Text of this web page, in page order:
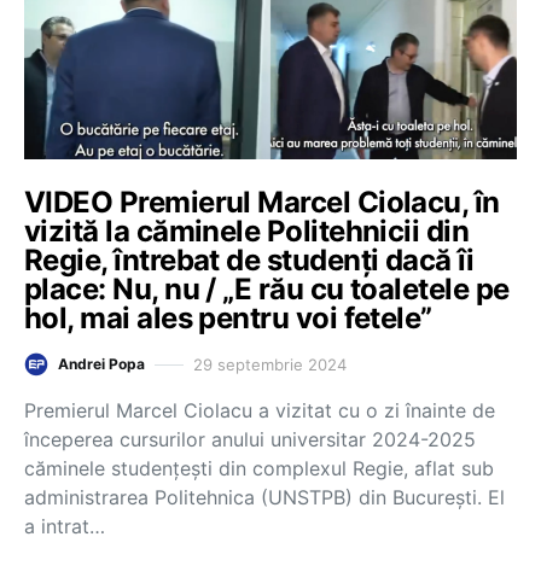
VIDEO Premierul Marcel Ciolacu, în
vizită la căminele Politehnicii din
Regie, întrebat de studenți dacă îi
place: Nu, nu / „E rău cu toaletele pe
hol, mai ales pentru voi fetele”
Andrei Popa 29 septembrie 2024
Premierul Marcel Ciolacu a vizitat cu o zi înainte de
începerea cursurilor anului universitar 2024-2025
căminele studențești din complexul Regie, aflat sub
administrarea Politehnica (UNSTPB) din București. El
a intrat…